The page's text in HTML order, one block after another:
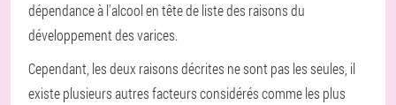
dépendance à l'alcool en tête de liste des raisons du
développement des varices.
Cependant, les deux raisons décrites ne sont pas les seules, il
existe plusieurs autres facteurs considérés comme les plus